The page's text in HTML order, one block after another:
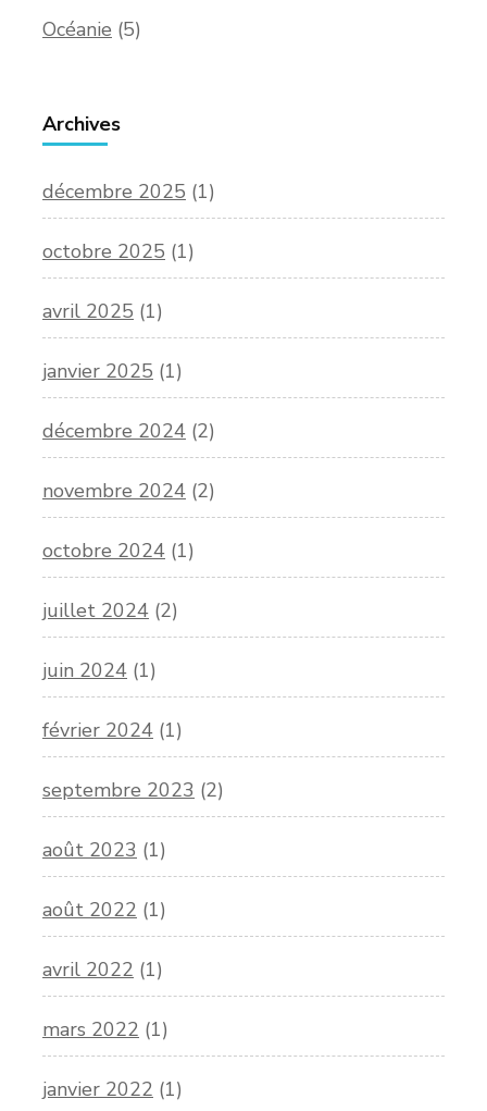
Océanie (5)
Archives
décembre 2025 (1)
octobre 2025 (1)
avril 2025 (1)
janvier 2025 (1)
décembre 2024 (2)
novembre 2024 (2)
octobre 2024 (1)
juillet 2024 (2)
juin 2024 (1)
février 2024 (1)
septembre 2023 (2)
août 2023 (1)
août 2022 (1)
avril 2022 (1)
mars 2022 (1)
janvier 2022 (1)